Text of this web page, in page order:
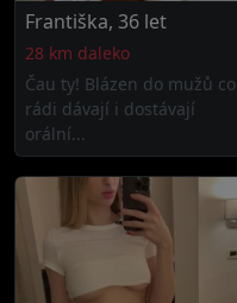
Františka, 36 let
28 km daleko
Čau ty! Blázen do mužů co
rádi dávají i dostávají
orální...